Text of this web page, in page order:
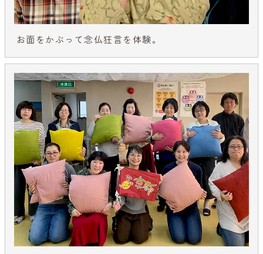
お面をかぶって念仏狂言を体験。